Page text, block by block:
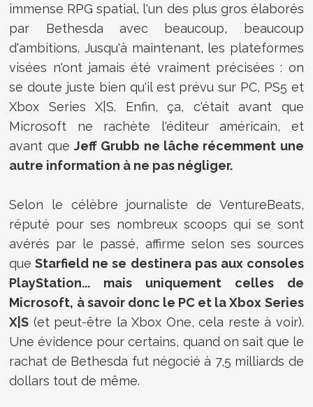
immense RPG spatial, l'un des plus gros élaborés
par Bethesda avec beaucoup, beaucoup
d'ambitions. Jusqu'à maintenant, les plateformes
visées n'ont jamais été vraiment précisées : on
se doute juste bien qu'il est prévu sur PC, PS5 et
Xbox Series X|S. Enfin, ça, c'était avant que
Microsoft ne rachète l'éditeur américain, et
avant queJeff Grubb ne lâche récemment une
autre information à ne pas négliger.
Selon le célèbre journaliste de VentureBeats,
réputé pour ses nombreux scoops qui se sont
avérés par le passé, affirme selon ses sources
que Starfield ne se destinera pas aux consoles
PlayStation... mais uniquement celles de
Microsoft, à savoir donc le PC et la Xbox Series
X|S (et peut-être la Xbox One, cela reste à voir).
Une évidence pour certains, quand on sait que le
rachat de Bethesda fut négocié à 7,5 milliards de
dollars tout de même.